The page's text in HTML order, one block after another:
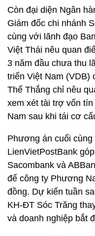
Còn đại diện Ngân
Giám đốc chi nhánh
cùng với lãnh đạo
Việt Thái nêu quan
3 năm đầu chưa thu
triển Việt Nam (VDB)
Thế Thắng chỉ nêu
xem xét tài trợ vốn
Nam sau khi tái cơ
Phương án cuối
LienVietPostBank
Sacombank và
để công ty Phương
đồng. Dự kiến tuần
KH-ĐT Sóc Trăng
và doanh nghiệp bắt